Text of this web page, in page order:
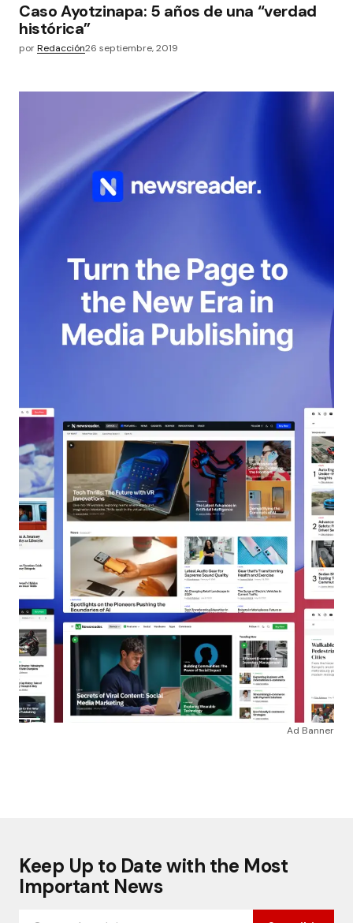
Caso Ayotzinapa: 5 años de una “verdad
histórica”
porRedacción26 septiembre, 2019
Ad Banner
Keep Up to Date with the Most
Important News